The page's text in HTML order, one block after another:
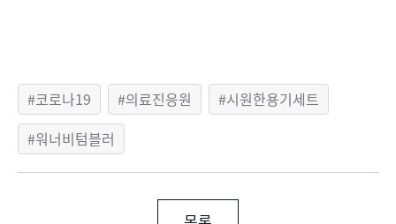
코로나19 의료진응원
시원한용기세트
워너비텀블러